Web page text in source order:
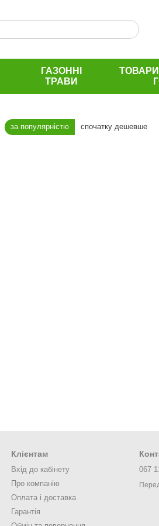
ГАЗОННІ
ТРАВИ
за популярністю спочатку дешевше
Клієнтам
Вхід до кабінету
Про компанію
Оплата і доставка
Гарантія
067